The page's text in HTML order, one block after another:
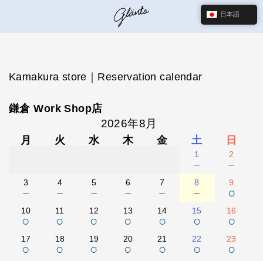
Kamakura store｜Reservation calendar
鎌倉 Work Shop店
2026年8月
月 火 水 木 金 土 日
1
－
2
－
3
－
4
－
5
－
6
－
7
－
8
－
9
○
10
○
11
○
12
○
13
○
14
○
15
○
16
○
17
○
18
○
19
○
20
○
21
○
22
○
23
○
日本語